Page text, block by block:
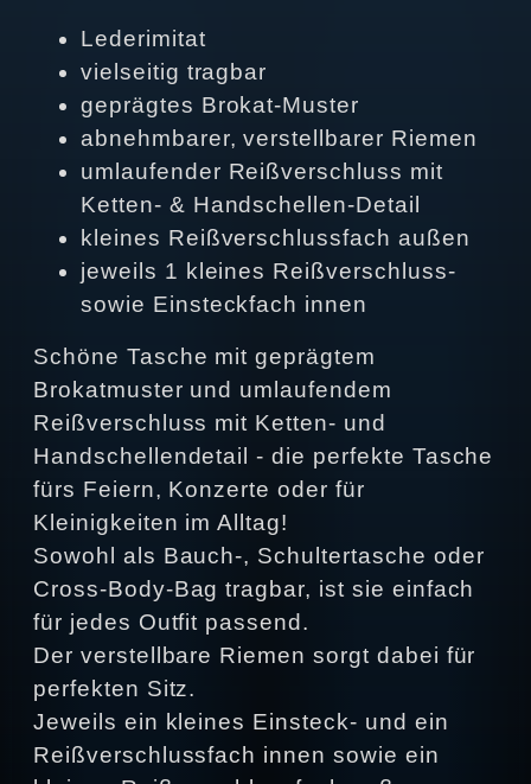
Lederimitat
vielseitig tragbar
geprägtes Brokat-Muster
abnehmbarer, verstellbarer Riemen
umlaufender Reißverschluss mit
Ketten- & Handschellen-Detail
kleines Reißverschlussfach außen
jeweils 1 kleines Reißverschluss-
sowie Einsteckfach innen
Schöne Tasche mit geprägtem
Brokatmuster und umlaufendem
Reißverschluss mit Ketten- und
Handschellendetail - die perfekte Tasche
fürs Feiern, Konzerte oder für
Kleinigkeiten im Alltag!
Sowohl als Bauch-, Schultertasche oder
Cross-Body-Bag tragbar, ist sie einfach
für jedes Outfit passend.
Der verstellbare Riemen sorgt dabei für
perfekten Sitz.
Jeweils ein kleines Einsteck- und ein
Reißverschlussfach innen sowie ein